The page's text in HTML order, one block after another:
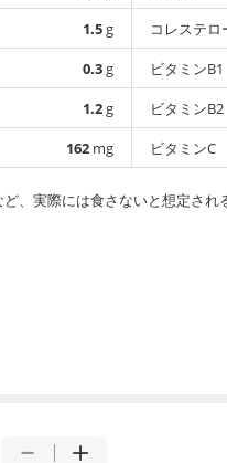
1.5g
0.3g
1.2g
162 mg
コレステロ
ビタミンB1
ビタミンB2
ビタミンC
、実際には食さないと想定され